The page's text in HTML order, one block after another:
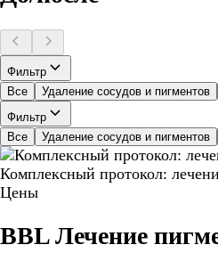
Фильтр
Все
Удаление сосудов и пигментов
Фильтр
Все
Удаление сосудов и пигментов
Комплексный протокол:
Цены
BBL Лечение